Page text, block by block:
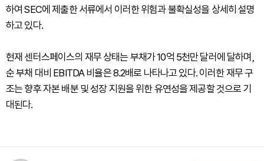
하여 SEC에 제출한 서류에서 이러한 위험과 불확실성을 상세히 설명
하고 있다.
현재 센터스페이스의 재무 상태는 부채가 10억 5천만 달러에 달하며,
순 부채 대비 EBITDA 비율은 8.2배로 나타나고 있다. 이러한 재무 구
조는 향후 자본 배분 및 성장 지원을 위한 유연성을 제공할 것으로 기
대된다.